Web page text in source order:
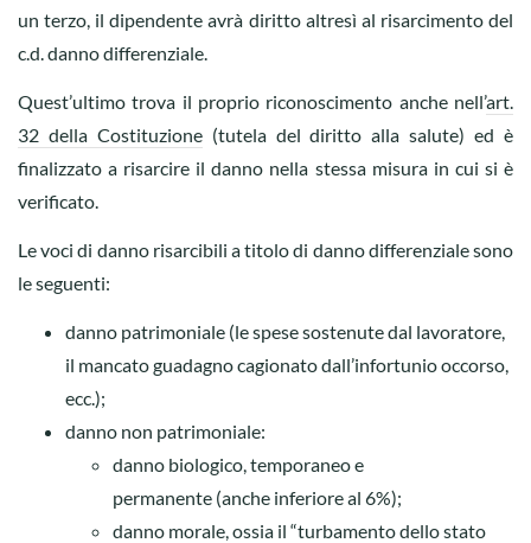
un terzo, il dipendente avrà diritto altresì al risarcimento del
c.d. danno differenziale.
Quest’ultimo trova il proprio riconoscimento anche nell’art.
32 della Costituzione(tutela del diritto alla salute) ed è
finalizzato a risarcire il danno nella stessa misura in cui si è
verificato.
Le voci di danno risarcibili a titolo di danno differenziale sono
le seguenti:
danno patrimoniale (le spese sostenute dal lavoratore,
il mancato guadagno cagionato dall’infortunio occorso,
ecc.);
danno non patrimoniale:
danno biologico, temporaneo e
permanente (anche inferiore al 6%);
danno morale, ossia il “turbamento dello stato